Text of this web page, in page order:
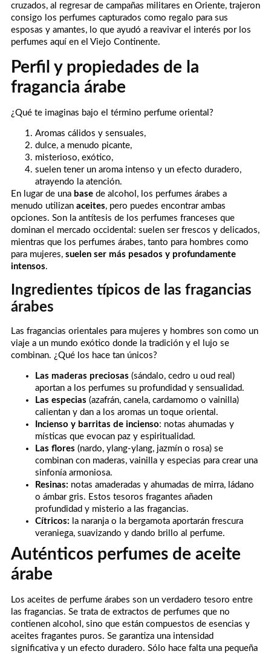
cruzados, al regresar de campañas militares en Oriente, trajeron
consigo los perfumes capturados como regalo para sus
esposas y amantes, lo que ayudó a reavivar el interés por los
perfumes aquí en el Viejo Continente.
Perfil y propiedades de la
fragancia árabe
¿Qué te imaginas bajo el término perfume oriental?
Aromas cálidos y sensuales,
dulce, a menudo picante,
misterioso, exótico,
suelen tener un aroma intenso y un efecto duradero,
atrayendo la atención.
En lugar de una basede alcohol, los perfumes árabes a
menudo utilizan aceites, pero puedes encontrar ambas
opciones. Son la antítesis de los perfumes franceses que
dominan el mercado occidental: suelen ser frescos y delicados,
mientras que los perfumes árabes, tanto para hombres como
para mujeres, suelen ser más pesados y profundamente
intensos.
Ingredientes típicos de las fragancias
árabes
Las fragancias orientales para mujeres y hombres son como un
viaje a un mundo exótico donde la tradición y el lujo se
combinan. ¿Qué los hace tan únicos?
Las maderas preciosas (sándalo, cedro u oud real)
aportan a los perfumes su profundidad y sensualidad.
Las especias (azafrán, canela, cardamomo o vainilla)
calientan y dan a los aromas un toque oriental.
Incienso y barritas de incienso: notas ahumadas y
místicas que evocan paz y espiritualidad.
Las flores (nardo, ylang-ylang, jazmín o rosa) se
combinan con maderas, vainilla y especias para crear una
sinfonía armoniosa.
Resinas: notas amaderadas y ahumadas de mirra, ládano
o ámbar gris. Estos tesoros fragantes añaden
profundidad y misterio a las fragancias.
Cítricos: la naranja o la bergamota aportarán frescura
veraniega, suavizando y dando brillo al perfume.
Auténticos perfumes de aceite
árabe
Los aceites de perfume árabes son un verdadero tesoro entre
las fragancias. Se trata de extractos de perfumes que no
contienen alcohol, sino que están compuestos de esencias y
aceites fragantes puros. Se garantiza una intensidad
significativa y un efecto duradero. Sólo hace falta una pequeña